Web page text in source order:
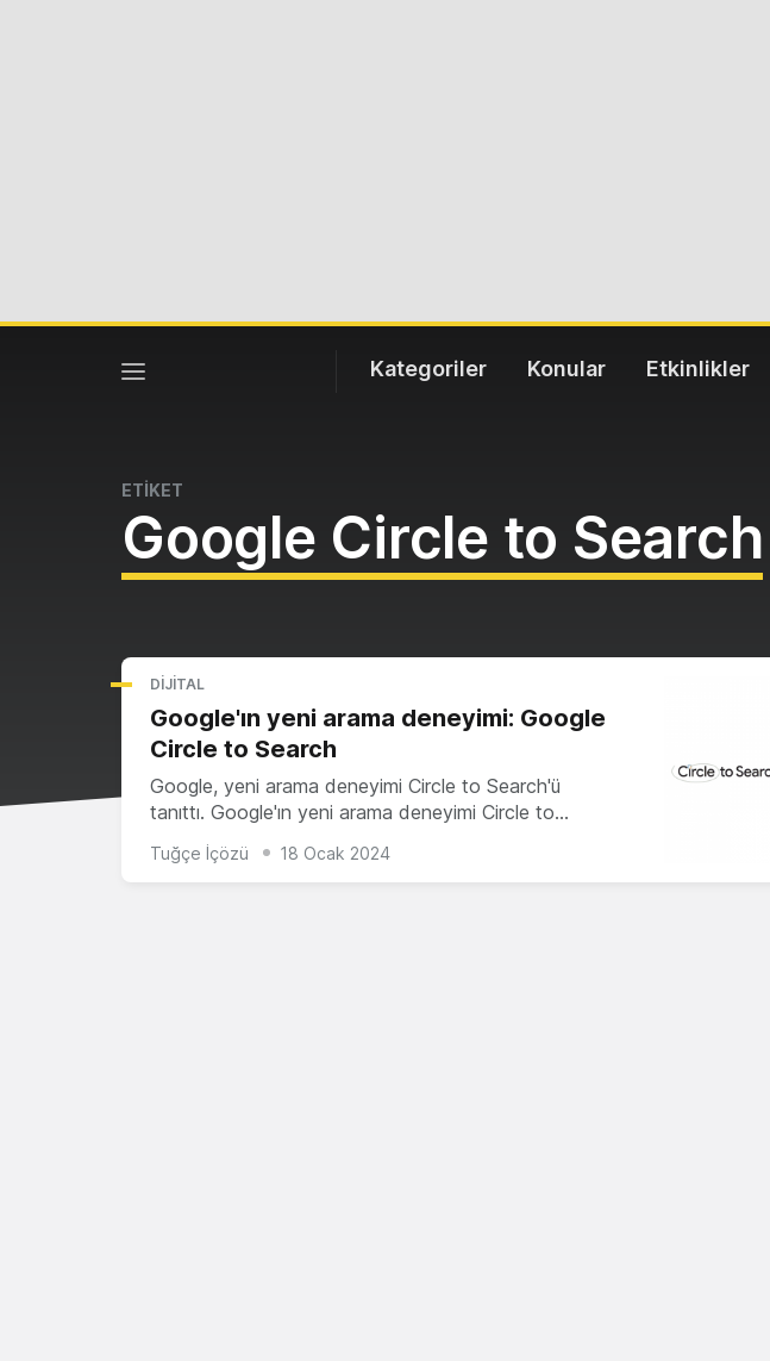
Kategoriler Konular Etkinlikler
ETİKET
Google Circle to Search
DIJITAL
Google'ın yeni arama deneyimi: Google
Circle to Search
Google, yeni arama deneyimi Circle to Search'ü
tanıttı. Google'ın yeni arama deneyimi Circle to…
Tuğçe İçözü 18 Ocak 2024